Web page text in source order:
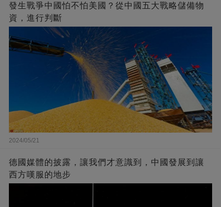
發生戰爭中國怕不怕美國？從中國五大戰略儲備物
資，進行判斷
2024/05/21
德國媒體的披露，讓我們才意識到，中國發展到讓
西方嘆服的地步